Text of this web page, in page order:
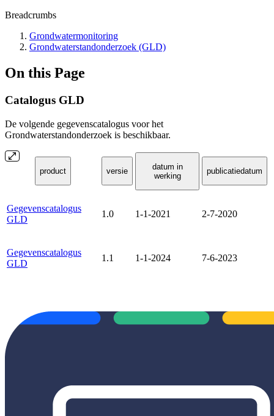
Breadcrumbs
Grondwatermonitoring
Grondwaterstandonderzoek (GLD)
On this Page
Catalogus GLD
De volgende gegevenscatalogus voor het
Grondwaterstandonderzoek is beschikbaar.
product versie
datum in
werking
publicatiedatum
Gegevenscatalogus
GLD
1.0 1-1-2021 2-7-2020
Gegevenscatalogus
GLD
1.1 1-1-2024 7-6-2023